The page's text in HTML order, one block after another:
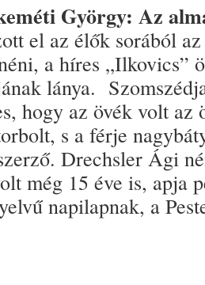
György: Az
el az élők sorából
a híres „Ilkovics”
lánya.
hogy az övék volt az
s a férje
Drechsler Ági
még 15 éve is, apja
napilapnak, a